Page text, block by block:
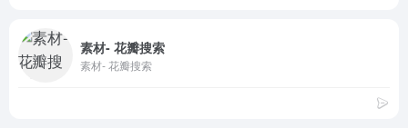
素材- 花瓣搜索
素材- 花瓣搜索